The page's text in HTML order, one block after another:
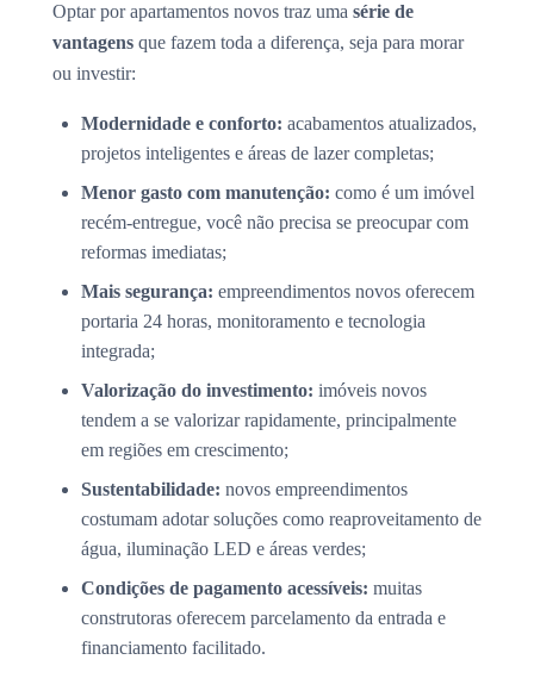
Optar por apartamentos novos traz uma série de
vantagens que fazem toda a diferença, seja para morar
ou investir:
Modernidade e conforto: acabamentos atualizados,
projetos inteligentes e áreas de lazer completas;
Menor gasto com manutenção: como é um imóvel
recém-entregue, você não precisa se preocupar com
reformas imediatas;
Mais segurança: empreendimentos novos oferecem
portaria 24 horas, monitoramento e tecnologia
integrada;
Valorização do investimento: imóveis novos
tendem a se valorizar rapidamente, principalmente
em regiões em crescimento;
Sustentabilidade: novos empreendimentos
costumam adotar soluções como reaproveitamento de
água, iluminação LED e áreas verdes;
Condições de pagamento acessíveis: muitas
construtoras oferecem parcelamento da entrada e
financiamento facilitado.